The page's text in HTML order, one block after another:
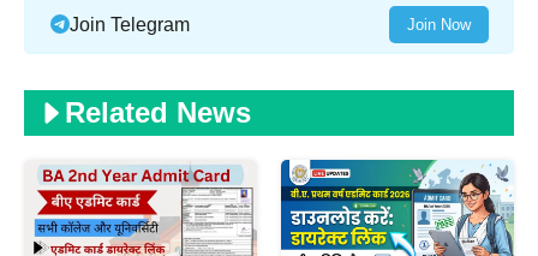
Join Telegram Join Now
Related News